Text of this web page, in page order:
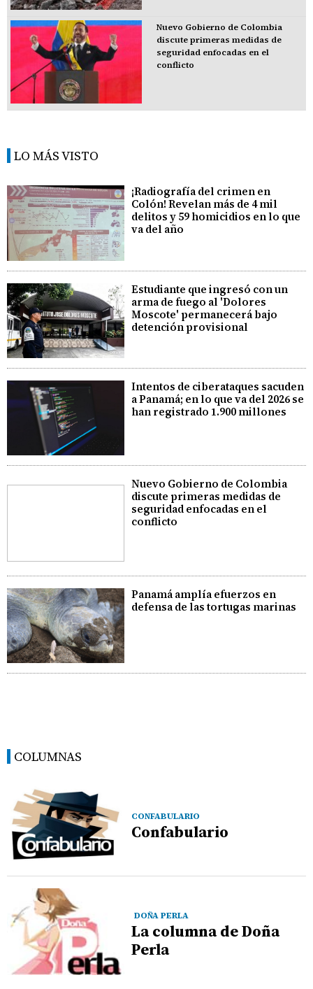
Nuevo Gobierno de Colombia
discute primeras medidas de
seguridad enfocadas en el
conflicto
LO MÁS VISTO
¡Radiografía del crimen en
Colón! Revelan más de 4 mil
delitos y 59 homicidios en lo que
va del año
Estudiante que ingresó con un
arma de fuego al 'Dolores
Moscote' permanecerá bajo
detención provisional
Intentos de ciberataques sacuden
a Panamá; en lo que va del 2026 se
han registrado 1.900 millones
Nuevo Gobierno de Colombia
discute primeras medidas de
seguridad enfocadas en el
conflicto
Panamá amplía efuerzos en
defensa de las tortugas marinas
COLUMNAS
CONFABULARIO
Confabulario
DOÑA PERLA
La columna de Doña
Perla